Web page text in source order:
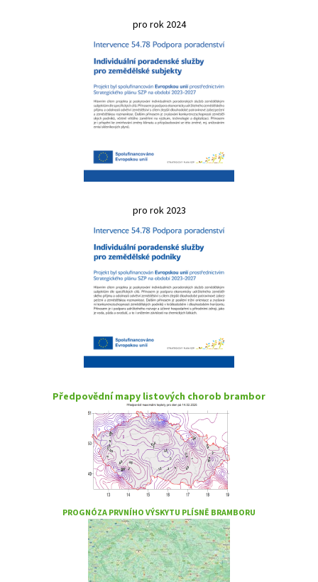
pro rok 2024
pro rok 2023
Předpovědní mapy listových chorob brambor
PROGNÓZA PRVNÍHO VÝSKYTU PLÍSNĚ BRAMBORU